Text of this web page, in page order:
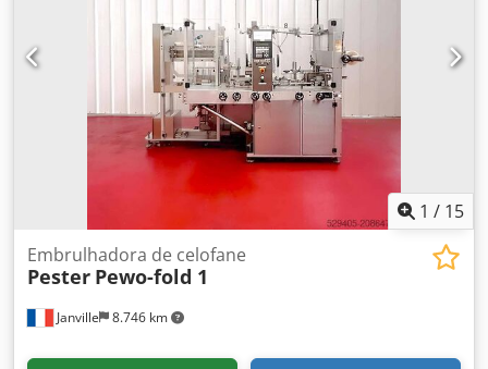
1 / 15
Janville 8.746 km
Embrulhadora de celofane
Pester Pewo-fold 1